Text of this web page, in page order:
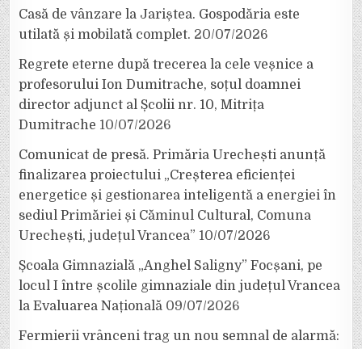
Casă de vânzare la Jariștea. Gospodăria este
utilată și mobilată complet. 20/07/2026
Regrete eterne după trecerea la cele veșnice a
profesorului Ion Dumitrache, soțul doamnei
director adjunct al Școlii nr. 10, Mitrița
Dumitrache 10/07/2026
Comunicat de presă. Primăria Urechești anunță
finalizarea proiectului „Creșterea eficienței
energetice și gestionarea inteligentă a energiei în
sediul Primăriei și Căminul Cultural, Comuna
Urechești, județul Vrancea” 10/07/2026
Școala Gimnazială „Anghel Saligny” Focșani, pe
locul I între școlile gimnaziale din județul Vrancea
la Evaluarea Națională 09/07/2026
Fermierii vrânceni trag un nou semnal de alarmă: